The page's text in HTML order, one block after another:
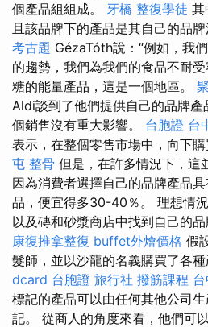
個產品組組成。 牙橋 整復學徒 其
且該品牌下的產品是其自己的品
考古題 GézaTóth說：“例如，我
的趨勢，我們為我們的食品不耐
糖的能量產品，這是一個地區。
Aldi談到了他們提供自己的品牌
個銷售沒有重大影響。 台胞證 台
表示，在整個零售市場中，向下
屯 整骨 但是，在許多情況下，這
因為消費者選擇自己的品牌產品
品，便宜得多30-40％。 理想情
以及磚和砂漿商店中找到自己的品
康復推拿整復 buffet外燴價格 假
髮師，並以沙龍的名義購買了各種
dcard 台胞證 旅行社 撥筋課程
標記的產品可以由任何其他公司
記。 從商人的角度來看，他們可